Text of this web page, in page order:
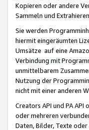
Kopieren oder andere
Sammeln und
Sie werden
hiermit eingeräumten
Umsätze auf eine
Verbindung mit
unmittelbarem
Nutzung der
nicht mit einer anderen
Creators API und PA
oder mehreren
Daten, Bilder, Texte